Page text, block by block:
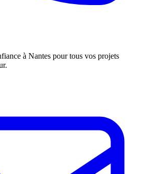
à Nantes pour tous vos projets